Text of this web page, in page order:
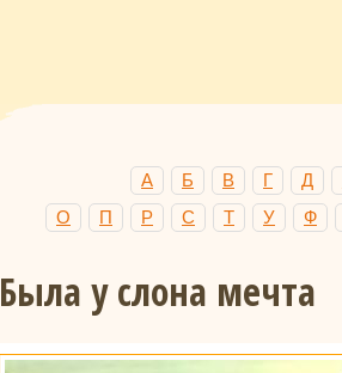
А Б В Г Д
О
П Р С Т У Ф
Была у слона мечта